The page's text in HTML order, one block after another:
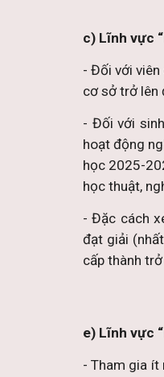
c) Lĩnh vực
- Đối với
cơ sở trở lên
- Đối với
hoạt động
học 2025-
học thuật,
- Đặc cách
đạt giải
cấp thành trở
e) Lĩnh vực
- Tham gia ít